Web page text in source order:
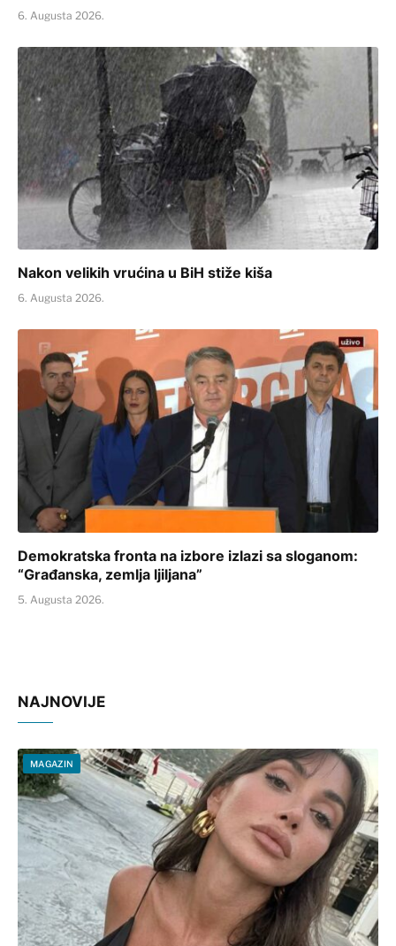
6. Augusta 2026.
Nakon velikih vrućina u BiH stiže kiša
6. Augusta 2026.
Demokratska fronta na izbore izlazi sa sloganom:
“Građanska, zemlja ljiljana”
5. Augusta 2026.
NAJNOVIJE
MAGAZIN